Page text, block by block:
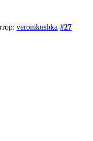
veronikushka #27